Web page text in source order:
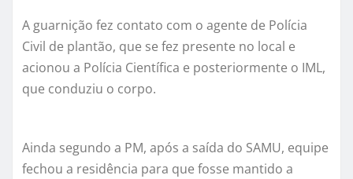
A guarnição fez contato com o agente de Polícia
Civil de plantão, que se fez presente no local e
acionou a Polícia Científica e posteriormente o IML,
que conduziu o corpo.
Ainda segundo a PM, após a saída do SAMU, equipe
fechou a residência para que fosse mantido a